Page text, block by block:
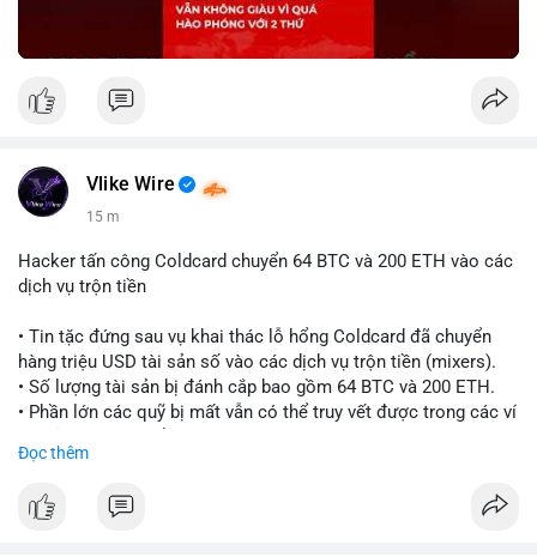
Vlike Wire
15 m
Hacker tấn công Coldcard chuyển 64 BTC và 200 ETH vào các
dịch vụ trộn tiền
• Tin tặc đứng sau vụ khai thác lỗ hổng Coldcard đã chuyển
hàng triệu USD tài sản số vào các dịch vụ trộn tiền (mixers).
• Số lượng tài sản bị đánh cắp bao gồm 64 BTC và 200 ETH.
• Phần lớn các quỹ bị mất vẫn có thể truy vết được trong các ví
#cryptonews
Đọc thêm